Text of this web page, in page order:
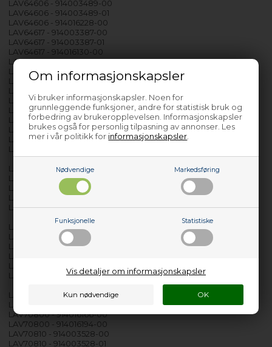
Om informasjonskapsler
Vi bruker informasjonskapsler. Noen for
grunnleggende funksjoner, andre for statistisk bruk og
forbedring av brukeropplevelsen. Informasjonskapsler
brukes også for personlig tilpasning av annonser. Les
mer i vår politikk for informasjonskapsler
Nødvendige Markedsføring
Funksjonelle Statistiske
Vis detaljer om informasjonskapsler
LAV64606 - 914003489-00
LAV64606 - 914003489-01
LAV64606 - 914016228-00
LAV64617 - 914003387-00
LAV64617 - 914003387-01
LAV64617 - 914016130-00
LAV64802 - 914003475-00
LAV64802 - 914016215-00
LAV64803 - 914003476-00
LAV64803 - 914016216-00
LAV64812 - 914003588-00
LAV64812 - 914003588-01
LAV64812 - 914016322-00
LAV64813 - 914003587-00
LAV64813 - 914003587-01
LAV64813 - 914016321-00
LAV65805 - 914003477-00
LAV65805 - 914016217-00
LAV65815 - 914003594-00
LAV65815 - 914003594-01
LAV65815 - 914016328-00
LAV66617 - 914003386-00
LAV66617 - 914003386-01
LAV66617 - 914016129-00
LAV66810 - 914003600-00
LAV66810 - 914003600-01
LAV66810 - 914016334-00
LAV70800 - 914003426-00
LAV70800 - 914003454-00
LAV70800 - 914016166-00
LAV70800 - 914016194-00
LAV70810 - 914003528-00
LAV70810 - 914003528-01